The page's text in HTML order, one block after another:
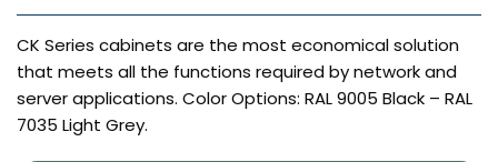
CK Series cabinets are the most economical solution
that meets all the functions required by network and
server applications. Color Options: RAL 9005 Black – RAL
7035 Light Grey.